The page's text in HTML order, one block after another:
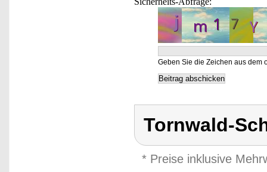
Geben Sie die Zeichen aus dem
Tornwald-
* Preise inklusive